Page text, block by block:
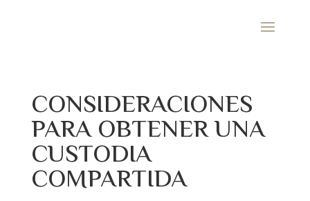
CONSIDERACIONES
PARA OBTENER UNA
CUSTODIA
COMPARTIDA